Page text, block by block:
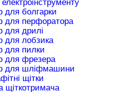
для болгарки
для перфоратора
для дрилі
для лобзика
для пилки
для фрезера
для шліфмашини
щітки
щіткотримача